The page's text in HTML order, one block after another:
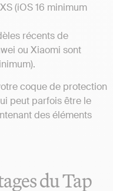
(iOS 16 minimum
récents de
ou Xiaomi sont
coque de protection
peut parfois être le
des éléments
du Tap